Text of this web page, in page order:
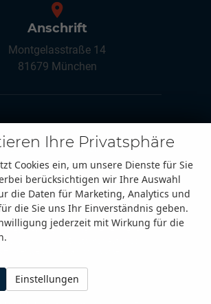
Anschrift
Montgelasstraße 14
81679 München
Kontakt Cookie-Einstellungen
zum offiziellen Kraftstoffverbrauch
spezifischen CO 2
-Emissionen und
zum Stromverbrauch neuer PKW können
über den offiziellen Kraftstoffverbrauch, die
CO 2-Emissionen und den offiziellen
neuer PKW' entnommen werden, der an
und bei der 'Deutschen Automobil
Ihre Privatsphäre
Cookies ein, um unsere Dienste für Sie
berücksichtigen wir Ihre Auswahl
die Daten für Marketing, Analytics und
die Sie uns Ihr Einverständnis geben.
jederzeit mit Wirkung für die
Einstellungen